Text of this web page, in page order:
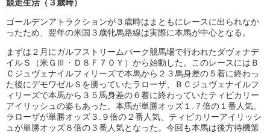
競走生活（３歳時）
ゴールデンアトラクションが３歳時はまともにレースに出られなか
ったため、翌年の米国３歳牝馬路線は実際に本馬が中心となる。
まずは２月にガルフストリームパーク競馬場で行われたダヴォナデ
イルＳ（米ＧⅢ・Ｄ８Ｆ７０Ｙ）から始動した。このレースにはＢ
Ｃジュヴェナイルフィリーズで本馬から２３馬身差の５着に終わっ
た後にデモワゼルＳを勝っていたラローザ、ＢＣジュヴェナイルフ
ィリーズで本馬から３５馬身差の６着に終わっていたティピカリー
アイリッシュの姿もあった。本馬が単勝オッズ１.７倍の１番人気、
ラローザが単勝オッズ３.９倍の２番人気、ティピカリーアイリッシ
ュが単勝オッズ８倍の３番人気となった。今回も本馬は後方待機策